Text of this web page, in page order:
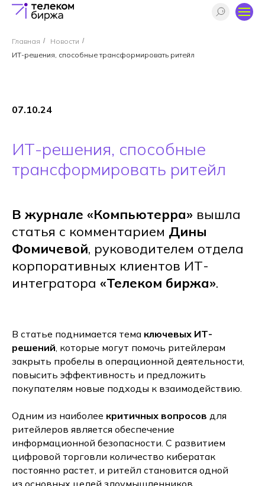
Главная / Новости /
ИТ-решения, способные трансформировать ритейл
07.10.24
ИТ-решения, способные
трансформировать ритейл
В журнале «Компьютерра» вышла
статья с комментарием Дины
Фомичевой, руководителем отдела
корпоративных клиентов ИТ-
интегратора «Телеком биржа».
В статье поднимается тема ключевых ИТ-
решений, которые могут помочь ритейлерам
закрыть пробелы в операционной деятельности,
повысить эффективность и предложить
покупателям новые подходы к взаимодействию.
Одним из наиболее критичных вопросов для
ритейлеров является обеспечение
информационной безопасности. С развитием
цифровой торговли количество кибератак
постоянно растет, и ритейл становится одной
из основных целей злоумышленников.